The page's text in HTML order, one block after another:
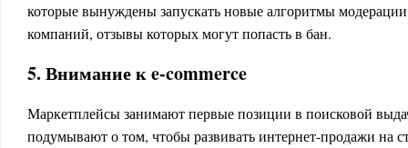
которые вынуждены запускать новые алгоритмы модерации
компаний, отзывы которых могут попасть в бан.
5. Внимание к e-commerce
Маркетплейсы занимают первые позиции в поисковой
подумывают о том, чтобы развивать интернет-продажи на